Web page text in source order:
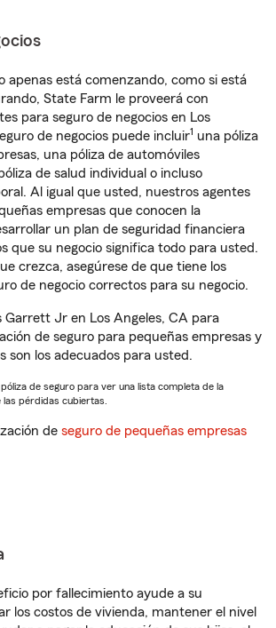
apenas está comenzando, como si está
State Farm le proveerá con
para seguro de negocios en Los
de negocios puede incluir1 una póliza
una póliza de automóviles
de salud individual o incluso
Al igual que usted, nuestros agentes
empresas que conocen la
un plan de seguridad financiera
que su negocio significa todo para usted.
crezca, asegúrese de que tiene los
de negocio correctos para su negocio.
Garrett Jr en Los Angeles, CA para
de seguro para pequeñas empresas y
son los adecuados para usted.
de seguro para ver una lista completa de la
pérdidas cubiertas.
de seguro de pequeñas empresas
por fallecimiento ayude a su
los costos de vivienda, mantener el nivel